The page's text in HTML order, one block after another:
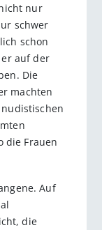
nur
schwer
schon
auf der
Die
machten
die Frauen
Auf
die